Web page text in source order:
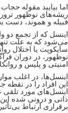
اما بیایید مقوله
قبیله و هموند، دست
اینسل که از تجمع دو
می‌شود که به علت
سایکوپت یا اختلال
امنیتی و پلیس و
اینسل‌ها، در اغلب
این افراد را در
اینسل‌های مورد تلقی
ذاتی و درونی شده
برقراری ارتباط